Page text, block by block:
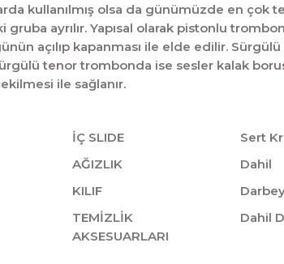
kullanılmış olsa da günümüzde en çok
ayrılır. Yapısal olarak pistonlu
açılıp kapanması ile elde edilir.
tenor trombonda ise sesler kalak
ile sağlanır.
İÇ SLIDE
Sert
AĞIZLIK
Dahil
KILIF
TEMİZLİK
AKSESUARLARI
Dahil